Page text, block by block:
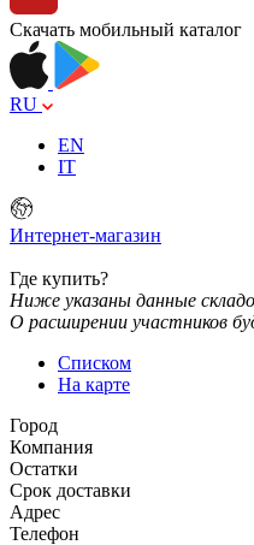
Скачать мобильный каталог
RU
EN
IT
Интернет-магазин
Где купить?
Ниже указаны данные
О расширении участников
Списком
На карте
Город
Компания
Остатки
Срок доставки
Адрес
Телефон